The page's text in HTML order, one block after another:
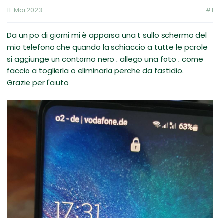
e
t
m
11. Mai 2023 #1
Da un po di giorni mi è apparsa una t sullo schermo del
mio telefono che quando la schiaccio a tutte le parole
si aggiunge un contorno nero , allego una foto , come
faccio a toglierla o eliminarla perche da fastidio.
Grazie per l'aiuto